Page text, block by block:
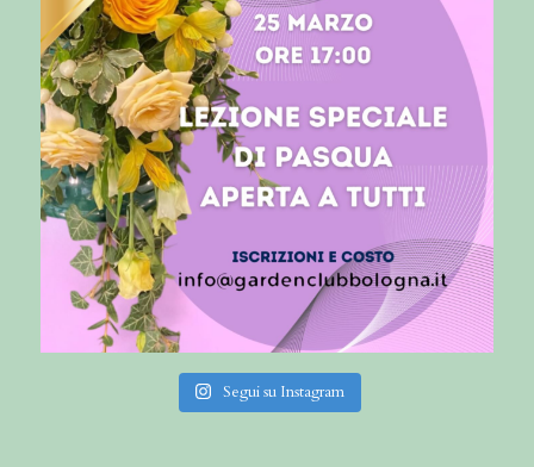
Segui su Instagram